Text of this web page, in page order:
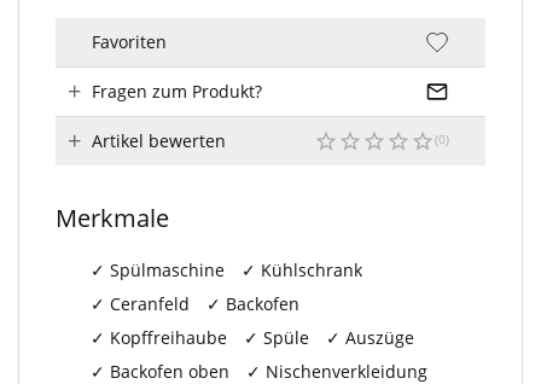
Favoriten
Fragen zum Produkt?
Artikel bewerten
Merkmale
Spülmaschine
Kühlschrank
Ceranfeld
Backofen
Kopffreihaube
Spüle
Auszüge
Backofen oben
Nischenverkleidung